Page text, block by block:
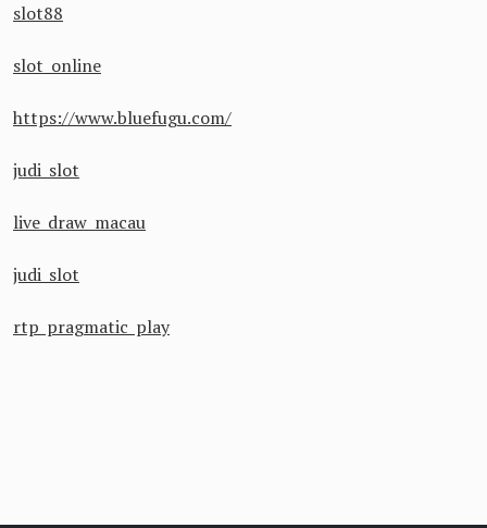
slot88
slot online
https://www.bluefugu.com/
judi slot
live draw macau
judi slot
rtp pragmatic play